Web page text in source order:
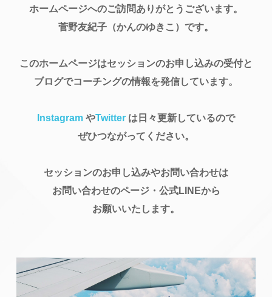
ホームページへのご訪問ありがとうございます。
菅野友紀子（かんのゆきこ）です。
このホームページはセッションのお申し込みの受付と
ブログでコーチングの情報を発信しています。
Instagram やTwitter は日々更新しているので
ぜひつながってください。
セッションのお申し込みやお問い合わせは
お問い合わせのページ・公式LINEから
お願いいたします。